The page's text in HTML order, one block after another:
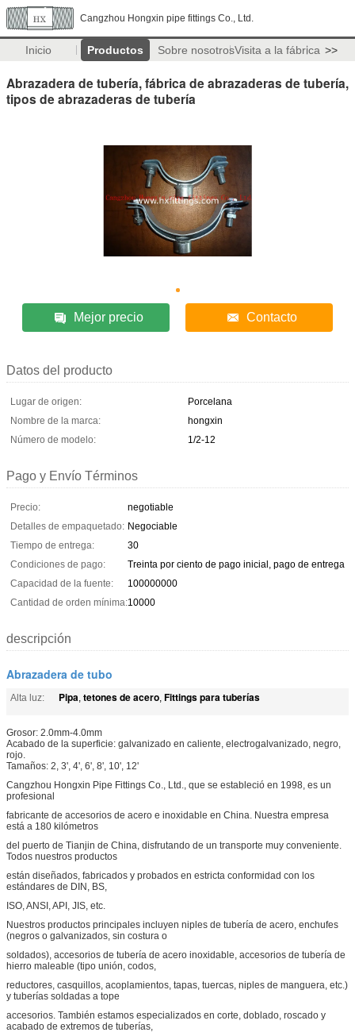
Cangzhou Hongxin pipe fittings Co., Ltd.
Inicio Productos Sobre nosotrosVisita a la fábrica >>
Abrazadera de tubería, fábrica de abrazaderas de tubería,
tipos de abrazaderas de tubería
Mejor precio Contacto
Datos del producto
Lugar de origen:
Porcelana
Nombre de la marca:
hongxin
Número de modelo:
1/2-12
Pago y Envío Términos
Precio:
negotiable
Detalles de empaquetado: Negociable
Tiempo de entrega:
30
Condiciones de pago:
Treinta por ciento de pago inicial, pago de entrega
Capacidad de la fuente:
100000000
Cantidad de orden mínima:10000
descripción
Abrazadera de tubo
Alta luz: Pipa, tetones de acero, Fittings para tuberías
Grosor: 2.0mm-4.0mm
Acabado de la superficie: galvanizado en caliente, electrogalvanizado, negro,
rojo.
Tamaños: 2, 3', 4', 6', 8', 10', 12'
Cangzhou Hongxin Pipe Fittings Co., Ltd., que se estableció en 1998, es un
profesional
fabricante de accesorios de acero e inoxidable en China. Nuestra empresa
está a 180 kilómetros
del puerto de Tianjin de China, disfrutando de un transporte muy conveniente.
Todos nuestros productos
están diseñados, fabricados y probados en estricta conformidad con los
estándares de DIN, BS,
ISO, ANSI, API, JIS, etc.
Nuestros productos principales incluyen niples de tubería de acero, enchufes
(negros o galvanizados, sin costura o
soldados), accesorios de tubería de acero inoxidable, accesorios de tubería de
hierro maleable (tipo unión, codos,
reductores, casquillos, acoplamientos, tapas, tuercas, niples de manguera, etc.)
y tuberías soldadas a tope
accesorios. También estamos especializados en corte, doblado, roscado y
acabado de extremos de tuberías,